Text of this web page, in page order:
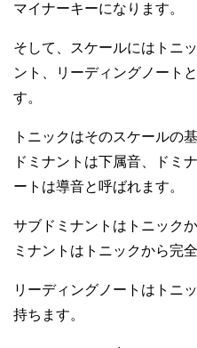
マイナーキーになります。
そして、スケールにはトニ
ント、リーディングノート
す。
トニックはそのスケールの
ドミナントは下属音、ドミ
ートは導音と呼ばれます。
サブドミナントはトニック
ミナントはトニックから完
リーディングノートはトニ
持ちます。